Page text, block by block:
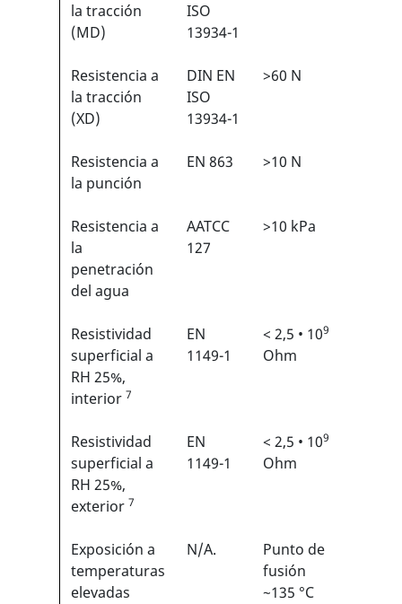
la tracción
(MD)
ISO
13934-1
Resistencia a
la tracción
(XD)
DIN EN
ISO
13934-1
>60 N
Resistencia a
la punción
EN 863 >10 N
Resistencia a
la
penetración
del agua
AATCC
127
>10 kPa
Resistividad
superficial a
RH 25%,
interior 7
EN
1149-1
< 2,5 • 109
Ohm
Resistividad
superficial a
RH 25%,
exterior 7
EN
1149-1
< 2,5 • 109
Ohm
Exposición a
temperaturas
elevadas
N/A.
Punto de
fusión
~135 °C